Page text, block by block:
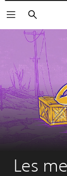
Rechercher
Les